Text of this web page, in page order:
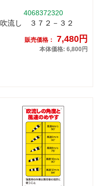
4068372320
吹流し ３７２－３２
販売価格： 7,480円
本体価格: 6,800円